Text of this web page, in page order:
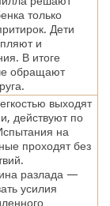
только
Дети
и
В итоге
обращают
выходят
действуют по
на
проходят без
разлада —
усилия